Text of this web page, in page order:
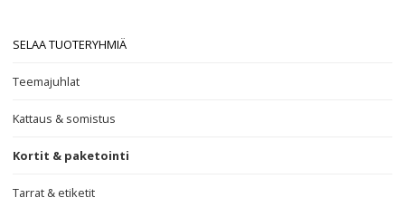
SELAA TUOTERYHMIÄ
Teemajuhlat
Kattaus & somistus
Kortit & paketointi
Tarrat & etiketit